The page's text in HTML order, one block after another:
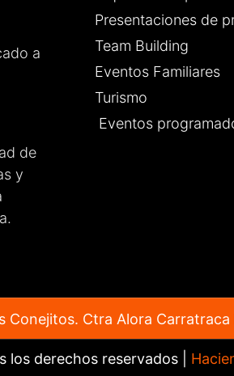
de cada detalle para
que tanto los novios
invitados nos sintiéramos
un lugar totalmente
para celebrar
evento. ¡Enhorabuena por
que hacéis!
a
de
y
Presentaciones de
Team Building
Eventos Familiares
Turismo
Eventos
Conejitos. Ctra Alora
derechos reservados |